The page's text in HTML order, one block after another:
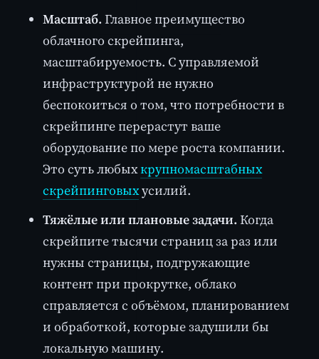
Масштаб. Главное преимущество
облачного скрейпинга,
масштабируемость. С управляемой
инфраструктурой не нужно
беспокоиться о том, что потребности в
скрейпинге перерастут ваше
оборудование по мере роста компании.
Это суть любыхкрупномасштабных
скрейпинговыхусилий.
Тяжёлые или плановые задачи. Когда
скрейпите тысячи страниц за раз или
нужны страницы, подгружающие
контент при прокрутке, облако
справляется с объёмом, планированием
и обработкой, которые задушили бы
локальную машину.